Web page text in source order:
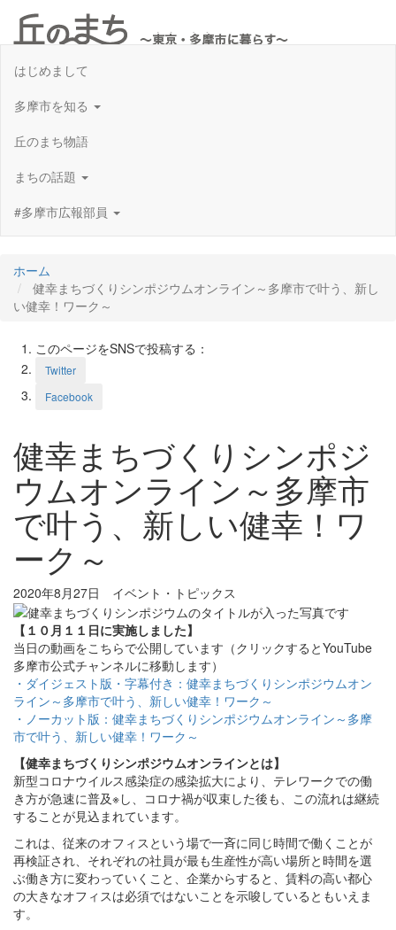
はじめまして
多摩市を知る
丘のまち物語
まちの話題
#多摩市広報部員
ホーム
健幸まちづくりシンポジウムオンライン～多摩市で叶う、新し
い健幸！ワーク～
このページをSNSで投稿する：
Twitter
Facebook
健幸まちづくりシンポジ
ウムオンライン～多摩市
で叶う、新しい健幸！ワ
ーク～
2020年8月27日 イベント・トピックス
【１０月１１日に実施しました】
当日の動画をこちらで公開しています（クリックするとYouTube
多摩市公式チャンネルに移動します）
・ダイジェスト版・字幕付き：健幸まちづくりシンポジウムオン
ライン～多摩市で叶う、新しい健幸！ワーク～
・ノーカット版：健幸まちづくりシンポジウムオンライン～多摩
市で叶う、新しい健幸！ワーク～
【健幸まちづくりシンポジウムオンラインとは】
新型コロナウイルス感染症の感染拡大により、テレワークでの働
き方が急速に普及※し、コロナ禍が収束した後も、この流れは継続
することが見込まれています。
これは、従来のオフィスという場で一斉に同じ時間で働くことが
再検証され、それぞれの社員が最も生産性が高い場所と時間を選
ぶ働き方に変わっていくこと、企業からすると、賃料の高い都心
の大きなオフィスは必須ではないことを示唆しているともいえま
す。